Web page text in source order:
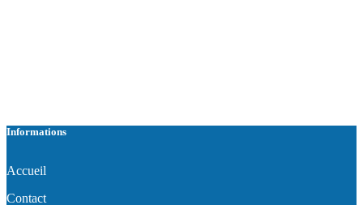
Informations
Accueil
Contact